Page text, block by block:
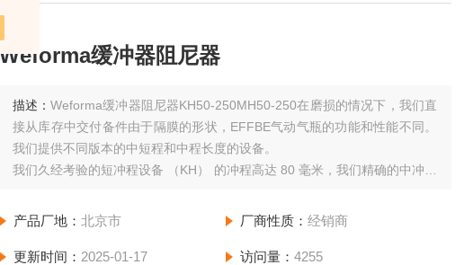
Weforma缓冲器阻尼器
描述：Weforma缓冲器阻尼器KH50-250MH50-250在磨损的情况下，我们直
接从库存中交付备件由于隔膜的形状，EFFBE气动气瓶的功能和性能不同。
我们提供不同版本的中短程和中程长度的设备。
我们久经考验的短冲程设备 （KH） 的冲程高达 80 毫米，我们精确的中冲程
产品厂地：北京市 厂商性质： 经销商
更新时间： 2025-01-17 访问量： 4255